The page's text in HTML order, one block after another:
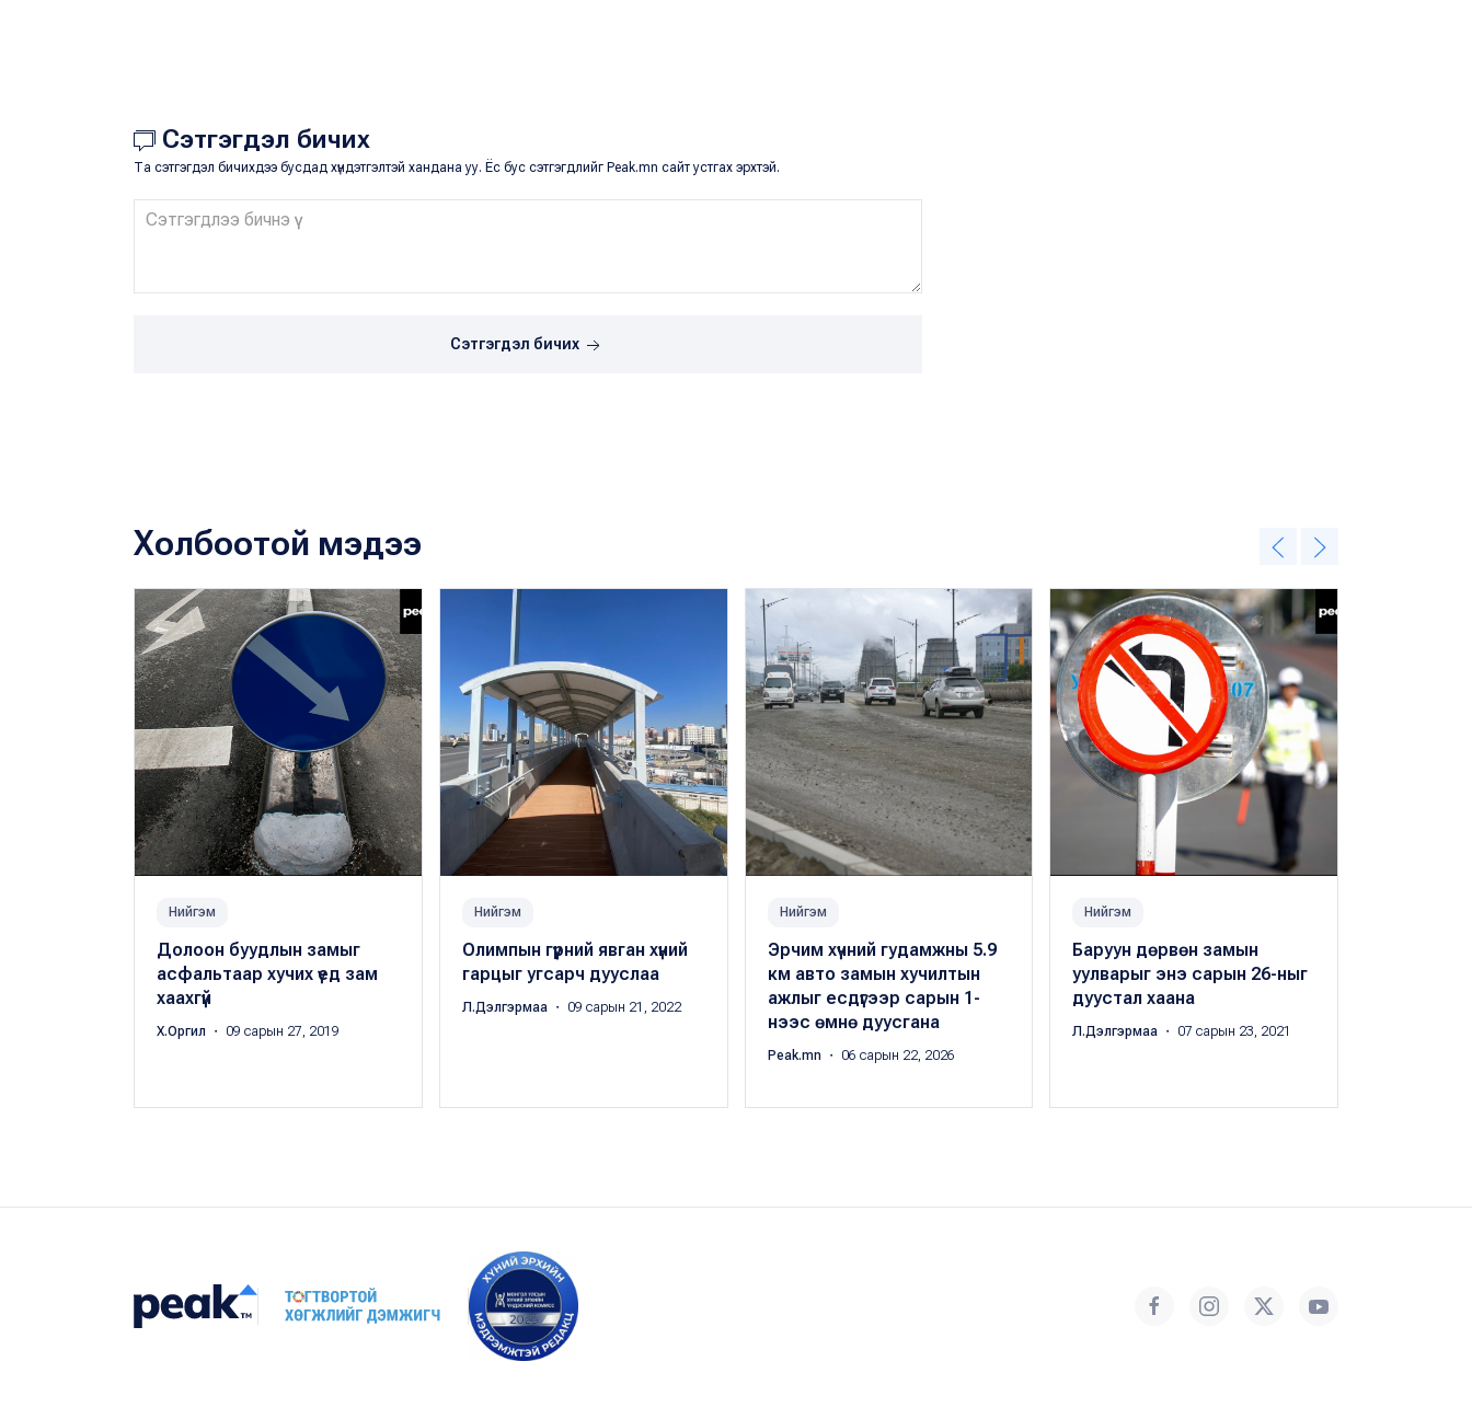
Сэтгэгдэл бичих
Та сэтгэгдэл бичихдээ бусдад хүндэтгэлтэй хандана уу. Ёс бус сэтгэгдлийг Peak.mn сайт устгах эрхтэй.
Сэтгэгдэл бичих
Холбоотой мэдээ
Нийгэм
Долоон буудлын замыг
асфальтаар хучих үед зам
хаахгүй
Х.Оргил ・ 09 сарын 27, 2019
Нийгэм
Олимпын гүүрний явган хүний
гарцыг угсарч дууслаа
Л.Дэлгэрмаа ・ 09 сарын 21, 2022
Нийгэм
Эрчим хүчний гудамжны 5.9
км авто замын хучилтын
ажлыг есдүгээр сарын 1-
нээс өмнө дуусгана
Peak.mn ・ 06 сарын 22, 2026
Нийгэм
Баруун дөрвөн замын
уулварыг энэ сарын 26-ныг
дуустал хаана
Л.Дэлгэрмаа ・ 07 сарын 23, 2021